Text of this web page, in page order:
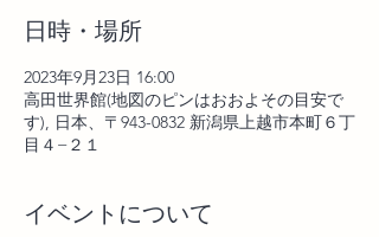
日時・場所
2023年9月23日 16:00
高田世界館(地図のピンはおおよその目安で
す), 日本、〒943-0832 新潟県上越市本町６丁
目４−２１
イベントについて